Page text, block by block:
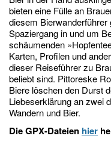
bieten eine Fülle an
diesem
Spaziergang in und um
schäumenden
Karten, Profilen und
dieser Reiseführer zu
beliebt sind. Pittoreske
Biere löschen den Durst
Liebeserklärung an zwei
Wandern und Bier.
Die GPX-Dateien hier